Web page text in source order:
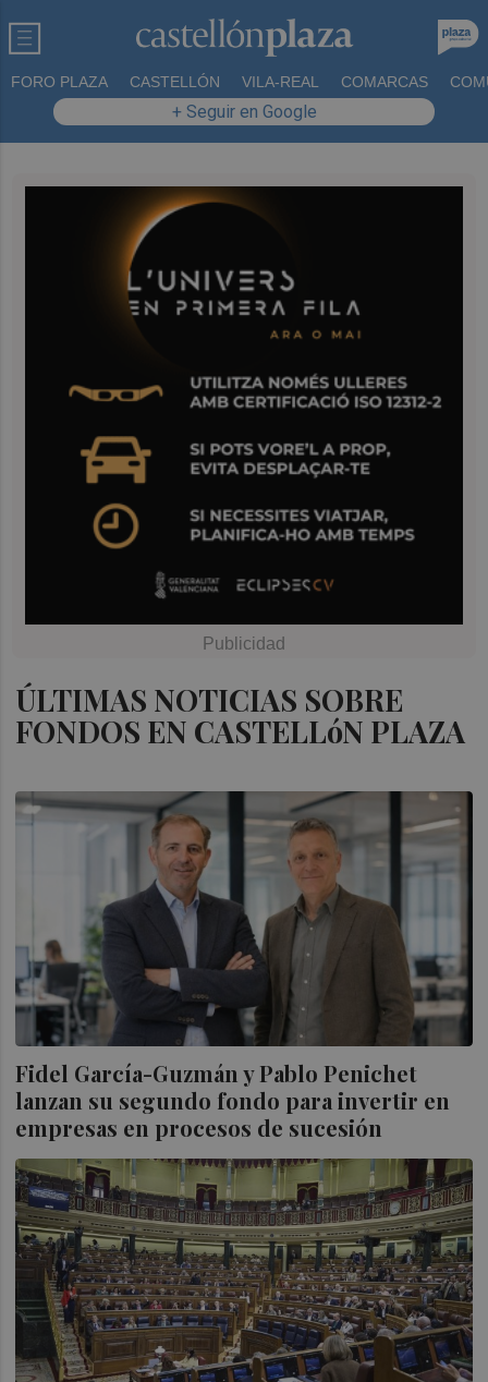
FORO PLAZA CASTELLÓN VILA-REAL COMARCAS
+ Seguir en Google
ÚLTIMAS NOTICIAS SOBRE
FONDOS EN CASTELLóN PLAZA
Fidel García-Guzmán y Pablo Penichet
lanzan su segundo fondo para invertir en
empresas en procesos de sucesión